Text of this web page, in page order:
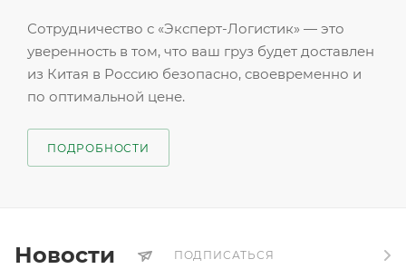
Сотрудничество с «Эксперт-Логистик» — это
уверенность в том, что ваш груз будет доставлен
из Китая в Россию безопасно, своевременно и
по оптимальной цене.
ПОДРОБНОСТИ
Новости ПОДПИСАТЬСЯ